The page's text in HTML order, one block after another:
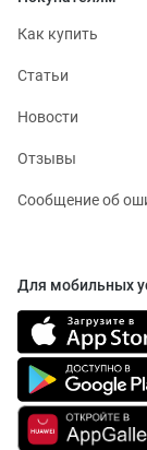
Как купить
Статьи
Новости
Отзывы
Сообщение об
Для мобильных